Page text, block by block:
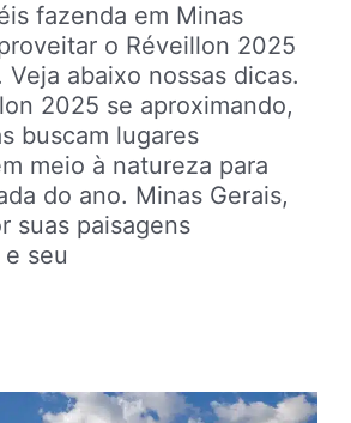
fazenda em Minas
o Réveillon 2025
Veja abaixo nossas dicas.
2025 se aproximando,
buscam lugares
meio à natureza para
do ano. Minas Gerais,
suas paisagens
seu